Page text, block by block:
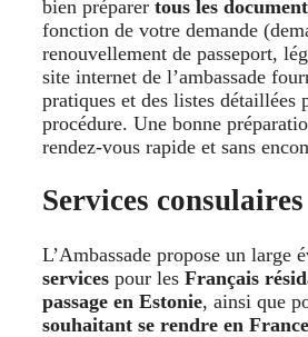
bien préparer tous les
fonction de votre demande
renouvellement de passeport,
site internet de l’ambassade
pratiques et des listes détaillées
procédure. Une bonne
rendez-vous rapide et sans
Services
L’Ambassade propose un large
services pour les Français
passage en Estonie, ainsi que
souhaitant se rendre en France